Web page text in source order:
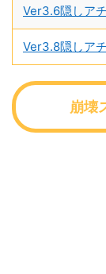
Ver3.6隠しア
Ver3.8隠しア
崩壊